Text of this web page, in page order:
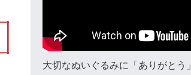
大切なぬいぐるみに「ありがとう」